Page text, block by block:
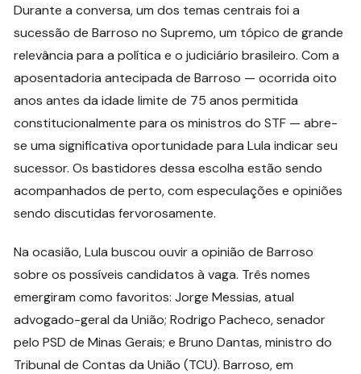
Durante a conversa, um dos temas centrais foi a
sucessão de Barroso no Supremo, um tópico de grande
relevância para a política e o judiciário brasileiro. Com a
aposentadoria antecipada de Barroso — ocorrida oito
anos antes da idade limite de 75 anos permitida
constitucionalmente para os ministros do STF — abre-
se uma significativa oportunidade para Lula indicar seu
sucessor. Os bastidores dessa escolha estão sendo
acompanhados de perto, com especulações e opiniões
sendo discutidas fervorosamente.
Na ocasião, Lula buscou ouvir a opinião de Barroso
sobre os possíveis candidatos à vaga. Três nomes
emergiram como favoritos: Jorge Messias, atual
advogado-geral da União; Rodrigo Pacheco, senador
pelo PSD de Minas Gerais; e Bruno Dantas, ministro do
Tribunal de Contas da União (TCU). Barroso, em